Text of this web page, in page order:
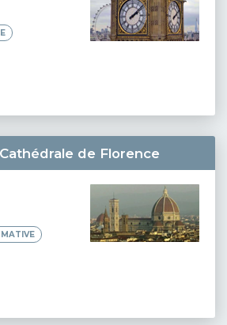
de Florence